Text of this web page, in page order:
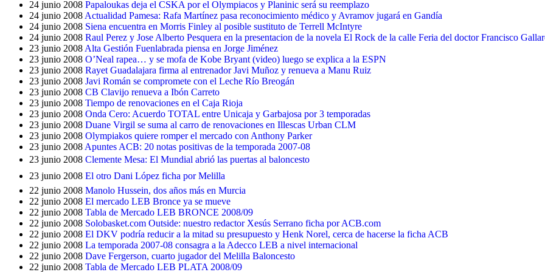
24 junio 2008 Papaloukas deja el CSKA por el Olympiacos y Planinic será su reemplazo
24 junio 2008 Actualidad Pamesa: Rafa Martínez pasa reconocimiento médico y Avramov jugará en Gandía
24 junio 2008 Siena encuentra en Morris Finley al posible sustituto de Terrell McIntyre
24 junio 2008 Raul Perez y Jose Alberto Pesquera en la presentacion de la novela El Rock de la calle Feria del doctor Francisco
23 junio 2008 Alta Gestión Fuenlabrada piensa en Jorge Jiménez
23 junio 2008 O’Neal rapea… y se mofa de Kobe Bryant (video) luego se explica a la ESPN
23 junio 2008 Rayet Guadalajara firma al entrenador Javi Muñoz y renueva a Manu Ruiz
23 junio 2008 Javi Román se compromete con el Leche Río Breogán
23 junio 2008 CB Clavijo renueva a Ibón Carreto
23 junio 2008 Tiempo de renovaciones en el Caja Rioja
23 junio 2008 Onda Cero: Acuerdo TOTAL entre Unicaja y Garbajosa por 3 temporadas
23 junio 2008 Duane Virgil se suma al carro de renovaciones en Illescas Urban CLM
23 junio 2008 Olympiakos quiere romper el mercado con Anthony Parker
23 junio 2008 Apuntes ACB: 20 notas positivas de la temporada 2007-08
23 junio 2008 Clemente Mesa: El Mundial abrió las puertas al baloncesto
23 junio 2008 El otro Dani López ficha por Melilla
22 junio 2008 Manolo Hussein, dos años más en Murcia
22 junio 2008 El mercado LEB Bronce ya se mueve
22 junio 2008 Tabla de Mercado LEB BRONCE 2008/09
22 junio 2008 Solobasket.com Outside: nuestro redactor Xesús Serrano ficha por ACB.com
22 junio 2008 El DKV podría reducir a la mitad su presupuesto y Henk Norel, cerca de hacerse la ficha ACB
22 junio 2008 La temporada 2007-08 consagra a la Adecco LEB a nivel internacional
22 junio 2008 Dave Fergerson, cuarto jugador del Melilla Baloncesto
22 junio 2008 Tabla de Mercado LEB PLATA 2008/09